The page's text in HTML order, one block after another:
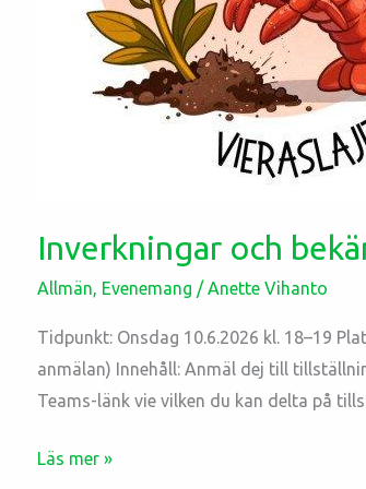
Inverkningar och
Allmän, Evenemang /Anette Vihanto
Tidpunkt: Onsdag 10.6.2026 kl. 18–19
anmälan) Innehåll: Anmäl dej till
Teams-länk vie vilken du kan delta på
Läs mer »